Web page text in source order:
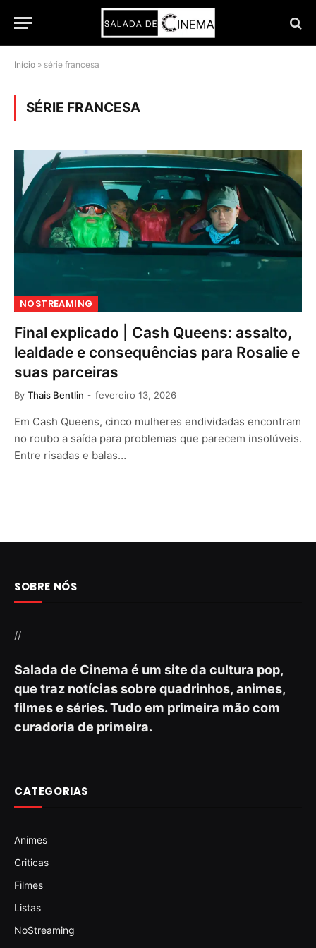
Início » série francesa
SÉRIE FRANCESA
NOSTREAMING
Final explicado | Cash Queens: assalto,
lealdade e consequências para Rosalie e
suas parceiras
By Thais Bentlin fevereiro 13, 2026
Em Cash Queens, cinco mulheres endividadas encontram
no roubo a saída para problemas que parecem insolúveis.
Entre risadas e balas…
SOBRE NÓS
//
Salada de Cinema é um site da cultura pop,
que traz notícias sobre quadrinhos, animes,
filmes e séries. Tudo em primeira mão com
curadoria de primeira.
CATEGORIAS
Animes
Criticas
Filmes
Listas
NoStreaming